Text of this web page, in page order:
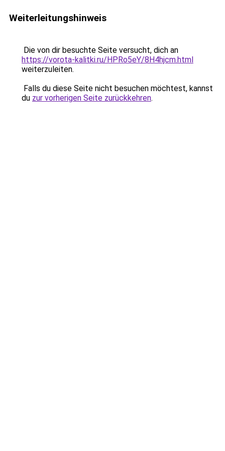
Weiterleitungshinweis
Die von dir besuchte Seite versucht, dich an
https://vorota-kalitki.ru/HPRo5eY/8H4hjcm.html
weiterzuleiten.
Falls du diese Seite nicht besuchen möchtest, kannst
du zur vorherigen Seite zurückkehren.